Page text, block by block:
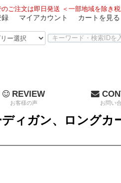
のご注文は即日発送 ＜一部地域を除き
録 マイアカウント カートを見る
REVIEW
お客様の声 お問い
ィガン、ロングカ